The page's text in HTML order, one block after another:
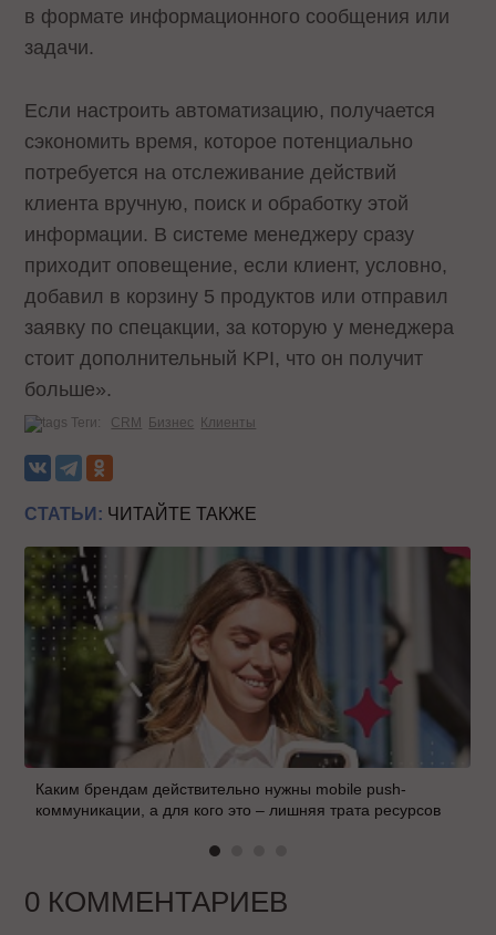
в формате информационного сообщения или
задачи.
Если настроить автоматизацию, получается
сэкономить время, которое потенциально
потребуется на отслеживание действий
клиента вручную, поиск и обработку этой
информации. В системе менеджеру сразу
приходит оповещение, если клиент, условно,
добавил в корзину 5 продуктов или отправил
заявку по спецакции, за которую у менеджера
стоит дополнительный KPI, что он получит
больше».
Теги: CRM Бизнес Клиенты
СТАТЬИ: ЧИТАЙТЕ ТАКЖЕ
Каким брендам действительно нужны mobile push-
коммуникации, а для кого это – лишняя трата ресурсов
0 КОММЕНТАРИЕВ